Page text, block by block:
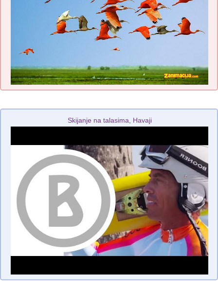
Skijanje na talasima, Havaji